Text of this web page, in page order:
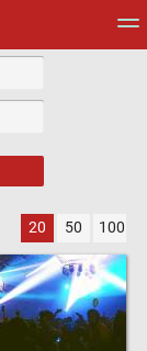
20 50 100